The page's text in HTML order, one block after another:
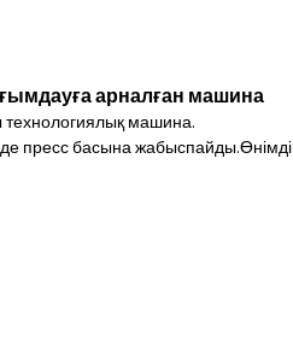
арналған машина
машина.
пресс басына жабыспайды.Өнімді